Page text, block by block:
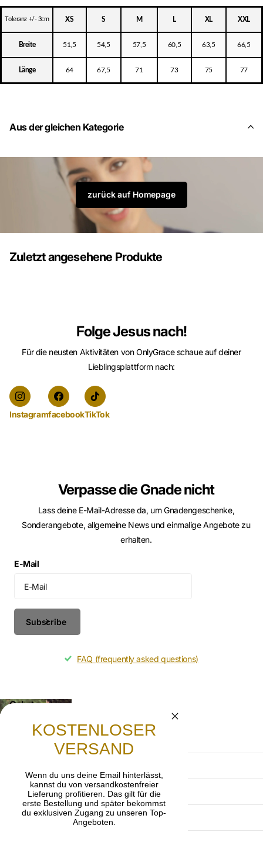
Toleranz +/- 3cm XS S M L XL XXL
Breite 51,5 54,5 57,5 60,5 63,5 66,5
Länge 64 67,5 71 73 75 77
Aus der gleichen Kategorie
zurück auf Homepage
Zuletzt angesehene Produkte
Folge Jesus nach!
Für die neusten Aktivitäten von OnlyGrace schaue auf deiner
Lieblingsplattform nach:
InstagramfacebookTikTok
Verpasse die Gnade nicht
Lass deine E-Mail-Adresse da, um Gnadengeschenke,
Sonderangebote, allgemeine News und einmalige Angebote zu
erhalten.
E-Mail
Subscribe
FAQ (frequently asked questions)
Gebet
Lasst uns beten, dass die frohe Botschaft von
Jesus Christus weitergetragen wird.
Datenschutzerklärung
Impressum
KOSTENLOSER
VERSAND
Wenn du uns deine Email hinterlässt,
kannst du von versandkostenfreier
Lieferung profitieren. Das gilt für die
erste Bestellung und später bekommst
du exklusiven Zugang zu unseren Top-
Angeboten.